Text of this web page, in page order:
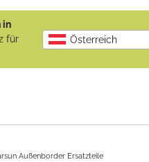
in
für
Österreich
Außenborder Ersatzteile